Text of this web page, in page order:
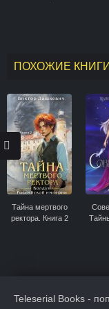
ПОХОЖИЕ КНИГИ
Тайна мертвого
ректора. Книга 2
Teleserial Books -